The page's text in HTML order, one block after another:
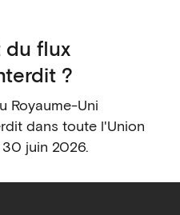
du flux
?
Royaume-Uni
dans toute l'Union
juin 2026.